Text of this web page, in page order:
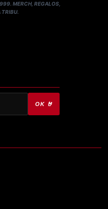
MERCH, REGALOS,
TRIBU.
OK 🤘